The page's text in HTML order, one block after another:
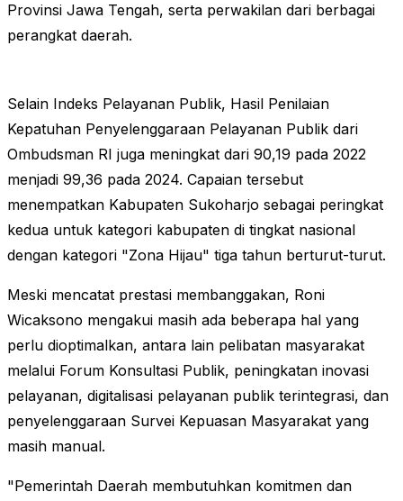
Provinsi Jawa Tengah, serta perwakilan dari berbagai
perangkat daerah.
Selain Indeks Pelayanan Publik, Hasil Penilaian
Kepatuhan Penyelenggaraan Pelayanan Publik dari
Ombudsman RI juga meningkat dari 90,19 pada 2022
menjadi 99,36 pada 2024. Capaian tersebut
menempatkan Kabupaten Sukoharjo sebagai peringkat
kedua untuk kategori kabupaten di tingkat nasional
dengan kategori "Zona Hijau" tiga tahun berturut-turut.
Meski mencatat prestasi membanggakan, Roni
Wicaksono mengakui masih ada beberapa hal yang
perlu dioptimalkan, antara lain pelibatan masyarakat
melalui Forum Konsultasi Publik, peningkatan inovasi
pelayanan, digitalisasi pelayanan publik terintegrasi, dan
penyelenggaraan Survei Kepuasan Masyarakat yang
masih manual.
"Pemerintah Daerah membutuhkan komitmen dan